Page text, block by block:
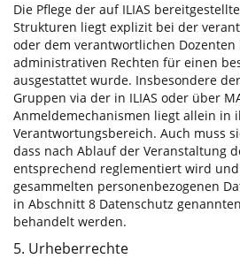
Die Pflege der auf ILIAS
Strukturen liegt explizit bei der
oder dem verantwortlichen Dozenten
administrativen Rechten für einen
ausgestattet wurde. Insbesondere
Gruppen via der in ILIAS oder über
Anmeldemechanismen liegt allein in
Verantwortungsbereich. Auch muss
dass nach Ablauf der Veranstaltung
entsprechend reglementiert wird
gesammelten personenbezogenen
in Abschnitt 8 Datenschutz
behandelt werden.
5. Urheberrechte